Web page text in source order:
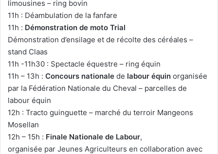
limousines – ring bovin
11h : Déambulation de la fanfare
11h : Démonstration de moto Trial
Démonstration d’ensilage et de récolte des céréales –
stand Claas
11h -11h30 : Spectacle équestre – ring équin
11h – 13h : Concours nationale de labour équin organisée
par la Fédération Nationale du Cheval – parcelles de
labour équin
12h : Tracto guinguette – marché du terroir Mangeons
Mosellan
12h – 15h : Finale Nationale de Labour,
organisée par Jeunes Agriculteurs en collaboration avec